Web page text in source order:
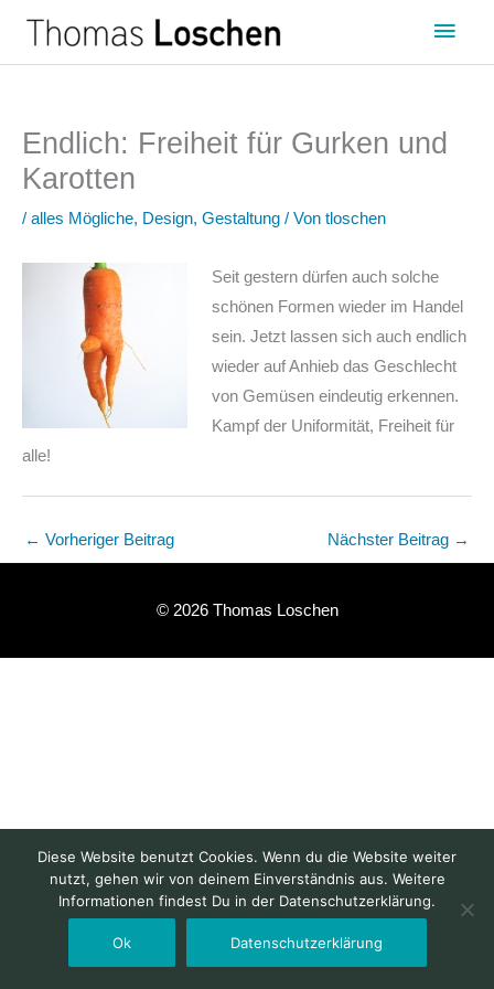
Inhalt
Endlich: Freiheit für Gurken und
Karotten
/ alles Mögliche, Design, Gestaltung / Von tloschen
Seit gestern dürfen auch solche
schönen Formen wieder im Handel
sein. Jetzt lassen sich auch endlich
wieder auf Anhieb das Geschlecht
von Gemüsen eindeutig erkennen.
Kampf der Uniformität, Freiheit für
alle!
← Vorheriger Beitrag Nächster Beitrag →
© 2026 Thomas Loschen
Diese Website benutzt Cookies. Wenn du die Website weiter
nutzt, gehen wir von deinem Einverständnis aus. Weitere
Informationen findest Du in der Datenschutzerklärung.
Ok Datenschutzerklärung